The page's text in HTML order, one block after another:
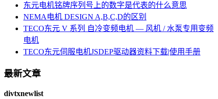
东元电机铭牌序列号上的数字是代表的什么意思
NEMA电机 DESIGN A,B,C,D的区别
TECO东元 V 系列 自冷变频电机 — 风机 / 水泵专用变频
电机
TECO东元伺服电机JSDEP驱动器资料下载|使用手册
最新文章
divtxnewlist